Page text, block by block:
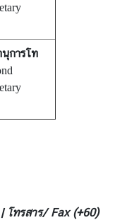
นุการโท
โทรสาร/ Fax (+60)